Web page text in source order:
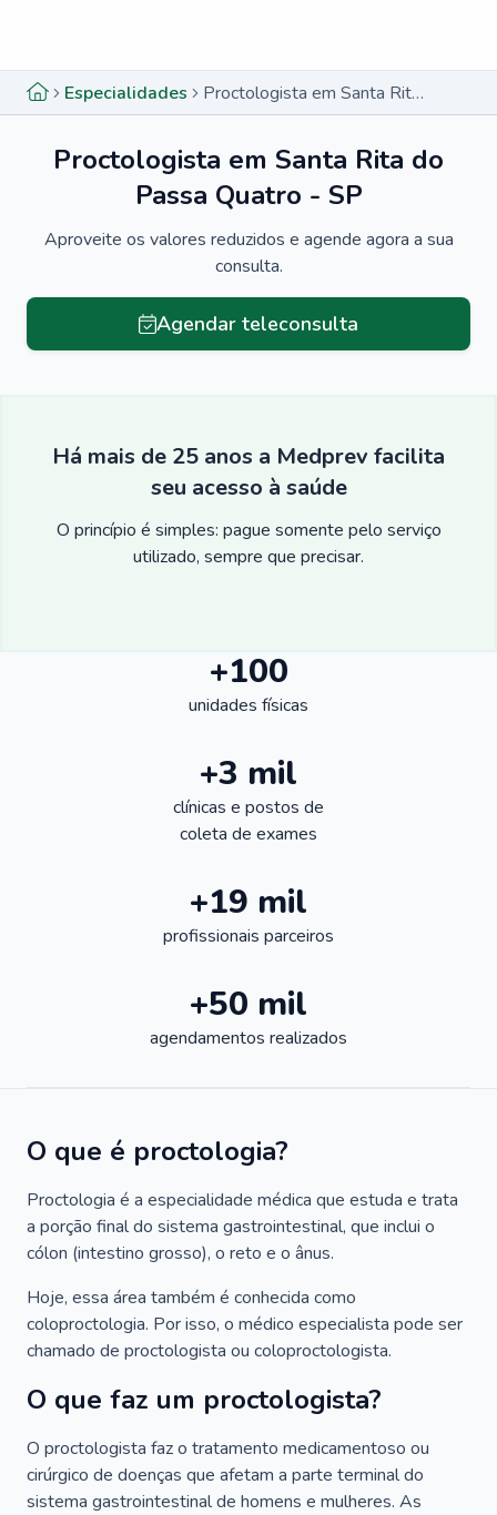
Especialidades Proctologista em Santa Rita do Passa Quatro - SP
Proctologista em Santa Rita do
Passa Quatro - SP
Aproveite os valores reduzidos e agende agora a sua
consulta.
Agendar teleconsulta
Há mais de 25 anos a Medprev facilita
seu acesso à saúde
O princípio é simples: pague somente pelo serviço
utilizado, sempre que precisar.
+100
unidades físicas
+3 mil
clínicas e postos de
coleta de exames
+19 mil
profissionais parceiros
+50 mil
agendamentos realizados
O que é proctologia?
Proctologia é a especialidade médica que estuda e trata
a porção final do sistema gastrointestinal, que inclui o
cólon (intestino grosso), o reto e o ânus.
Hoje, essa área também é conhecida como
coloproctologia. Por isso, o médico especialista pode ser
chamado de proctologista ou coloproctologista.
O que faz um proctologista?
O proctologista faz o tratamento medicamentoso ou
cirúrgico de doenças que afetam a parte terminal do
sistema gastrointestinal de homens e mulheres. As